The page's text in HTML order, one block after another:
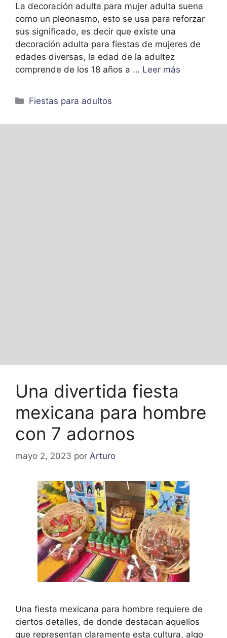
La decoración adulta para mujer adulta suena
como un pleonasmo, esto se usa para reforzar
sus significado, es decir que existe una
decoración adulta para fiestas de mujeres de
edades diversas, la edad de la adultez
comprende de los 18 años a … Leer más
Categorías
Fiestas para adultos
Una divertida fiesta
mexicana para hombre
con 7 adornos
mayo 2, 2023 por Arturo
Una fiesta mexicana para hombre requiere de
ciertos detalles, de donde destacan aquellos
que representan claramente esta cultura, algo